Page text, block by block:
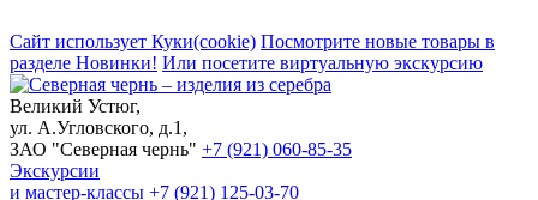
Сайт использует Куки(cookie) Посмотрите новые товары в
разделе Новинки! Или посетите виртуальную экскурсию
Великий Устюг,
ул. А.Угловского, д.1,
ЗАО "Северная чернь" +7 (921) 060-85-35
Экскурсии
и мастер-классы +7 (921) 125-03-70